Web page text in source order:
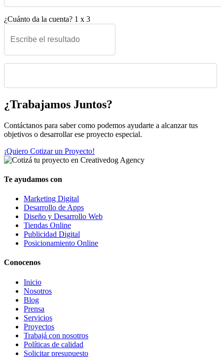
¿Cuánto da la cuenta? 1 x 3
Please leave this field empty.
¿Trabajamos Juntos?
Contáctanos para saber como podemos ayudarte a alcanzar tus
objetivos o desarrollar ese proyecto especial.
¡Quiero Cotizar un Proyecto!
Te ayudamos con
Marketing Digital
Desarrollo de Apps
Diseño y Desarrollo Web
Tiendas Online
Publicidad Digital
Posicionamiento Online
Conocenos
Inicio
Nosotros
Blog
Prensa
Servicios
Proyectos
Trabajá con nosotros
Políticas de calidad
Solicitar presupuesto